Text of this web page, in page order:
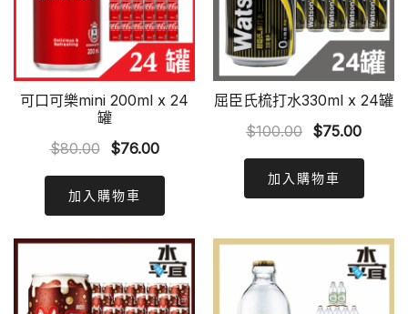
可口可樂mini 200ml x 24
罐
$80.00
Original
was:
$80.00.
$76.00Current
$76.00.
加入購物車
屈臣氏梳打水330ml x 24罐
$100.00 Original
was:
$100.00.
$75.00
加入購物車